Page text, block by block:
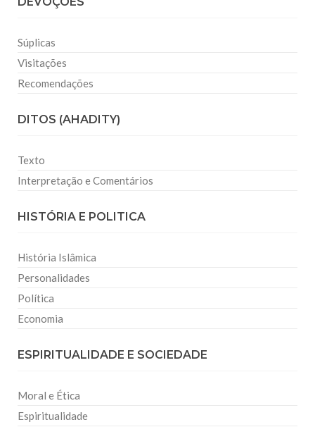
Súplicas
Visitações
Recomendações
DITOS (AHADITY)
Texto
Interpretação e Comentários
HISTÓRIA E POLITICA
História Islâmica
Personalidades
Política
Economia
ESPIRITUALIDADE E SOCIEDADE
Moral e Ética
Espiritualidade